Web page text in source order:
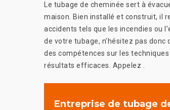
Le tubage de cheminée sert à
maison. Bien installé et construit, il
accidents tels que les incendies ou
de votre tubage, n’hésitez pas
des compétences sur les
résultats efficaces. Appelez .
Entreprise de tubage